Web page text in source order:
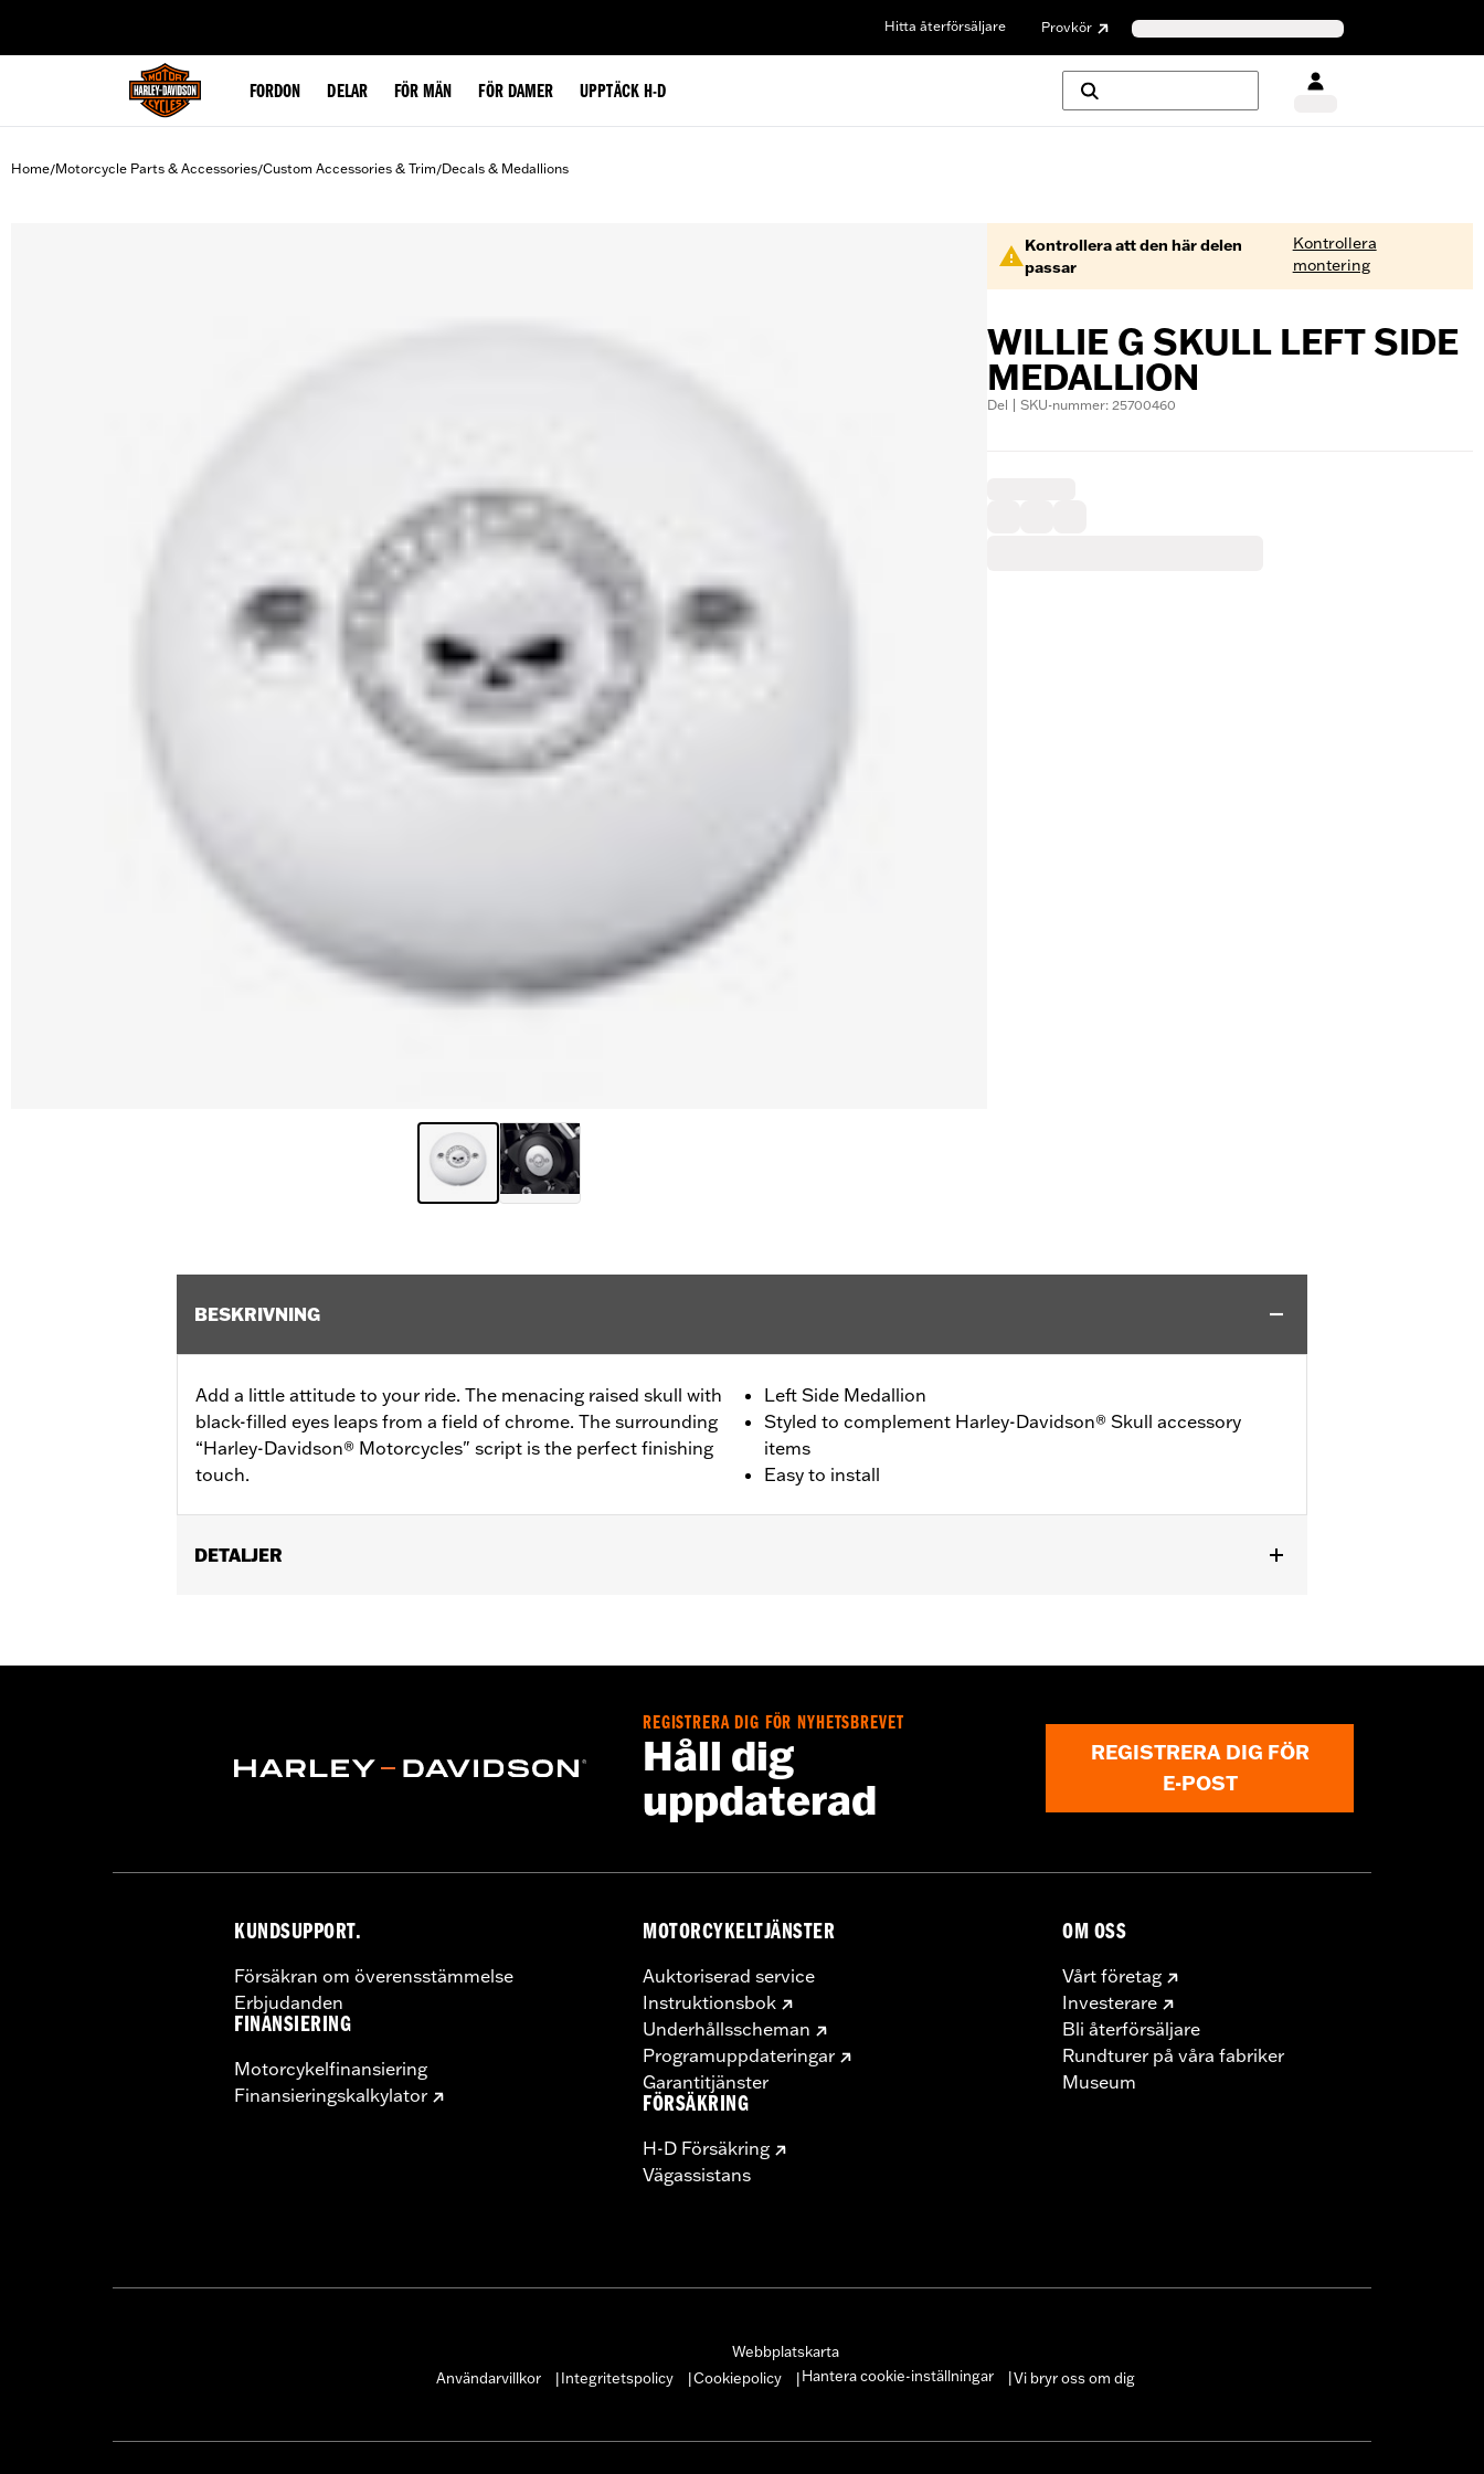
Hitta återförsäljare Provkör
FORDON DELAR FÖR MÄN FÖR DAMER UPPTÄCK H-D
Home/Motorcycle Parts & Accessories/Custom Accessories & Trim/Decals & Medallions
Kontrollera att den här delen
passar
Kontrollera
montering
WILLIE G SKULL LEFT SIDE
MEDALLION
Del | SKU-nummer: 25700460
BESKRIVNING
Add a little attitude to your ride. The menacing raised skull with
black-filled eyes leaps from a field of chrome. The surrounding
“Harley-Davidson® Motorcycles" script is the perfect finishing
touch.
Left Side Medallion
Styled to complement Harley-Davidson® Skull accessory
items
Easy to install
DETALJER
Collection:Willie G. Skull
WARRANTY:,,,,,,,,,,,,,,,,,,,,,,,,,,,,,,,,,,,,,,,,,,,,,,,,,,,,,,,,,,,,,,,,,,,
REGISTRERA DIG FÖR NYHETSBREVET
Håll dig
uppdaterad
REGISTRERA DIG FÖR
E-POST
KUNDSUPPORT.
Försäkran om överensstämmelse
Erbjudanden
FINANSIERING
Motorcykelfinansiering
Finansieringskalkylator
MOTORCYKELTJÄNSTER
Auktoriserad service
Instruktionsbok
Underhållsscheman
Programuppdateringar
Garantitjänster
FÖRSÄKRING
H-D Försäkring
Vägassistans
OM OSS
Vårt företag
Investerare
Bli återförsäljare
Rundturer på våra fabriker
Museum
Webbplatskarta
Användarvillkor
Integritetspolicy Cookiepolicy Hantera cookie-inställningar Vi bryr oss om dig